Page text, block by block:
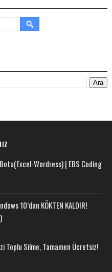
Wordress) | EBS Coding
10’dan KÖKTEN KALDIR!
Toplu Silme, Tamamen Ücretsiz!